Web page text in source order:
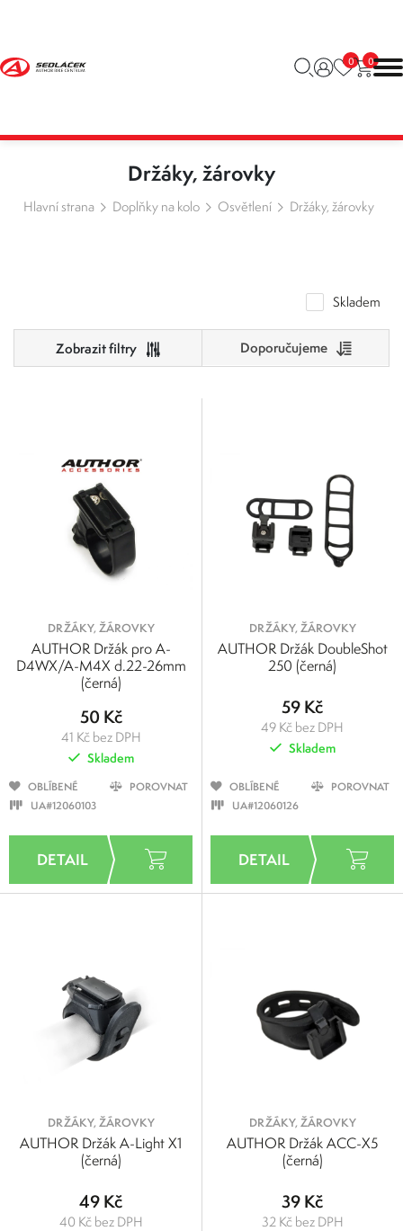
0 0
Držáky, žárovky
Hlavní strana Doplňky na kolo Osvětlení Držáky, žárovky
Skladem
Doporučujeme
126
FORCE
Cateye
Author
DRŽÁKY, ŽÁROVKY
AUTHOR Držák pro A-
D4WX/A-M4X d.22-26mm
(černá)
50 Kč
41 Kč bez DPH
Skladem
OBLÍBENÉ
POROVNAT
UA#12060103
DRŽÁKY, ŽÁROVKY
AUTHOR Držák DoubleShot
250 (černá)
59 Kč
49 Kč bez DPH
Skladem
OBLÍBENÉ
POROVNAT
UA#12060126
DRŽÁKY, ŽÁROVKY
AUTHOR Držák A-Light X1
(černá)
49 Kč
40 Kč bez DPH
DRŽÁKY, ŽÁROVKY
AUTHOR Držák ACC-X5
(černá)
39 Kč
32 Kč bez DPH